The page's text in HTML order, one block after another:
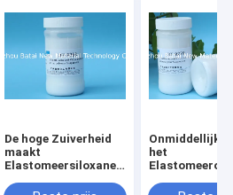
De hoge Zuiverheid
maakt
Elastomeersiloxane
van de
Onmiddellijke
het